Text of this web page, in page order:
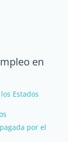
en
Estados
por el